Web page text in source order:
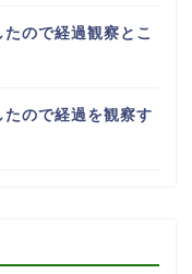
ので経過観察とこ
ので経過を観察す